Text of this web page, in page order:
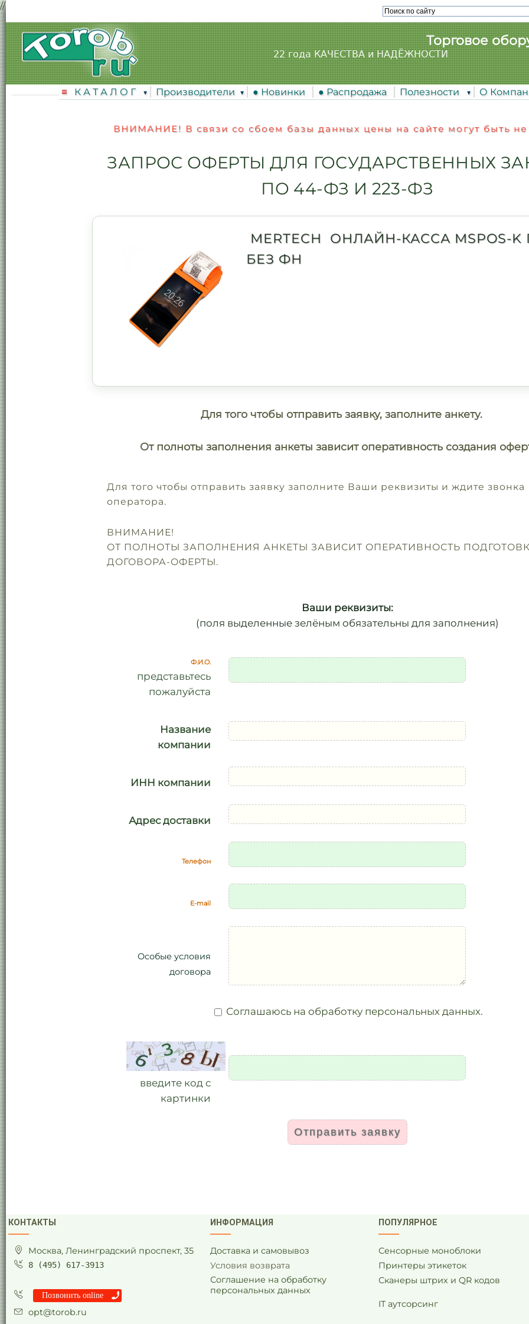
// ...existing code...
Торговое
22 года КАЧЕСТВА и НАДЁЖНОСТИ
К А Т А Л О Г Производители ● Новинки ● Распродажа Полезности О
ВНИМАНИЕ! В связи со сбоем базы данных цены на сайте могут быть не
ЗАПРОС ОФЕРТЫ ДЛЯ ГОСУДАРСТВЕННЫХ
ПО 44-ФЗ И 223-ФЗ
MERTECH ОНЛАЙН-КАССА MSPOS-K
БЕЗ ФН
Для того чтобы отправить заявку, заполните анкету.
От полноты заполнения анкеты зависит оперативность создания
Для того чтобы отправить заявку заполните Ваши реквизиты и ждите звонка
оператора.
ВНИМАНИЕ!
ОТ ПОЛНОТЫ ЗАПОЛНЕНИЯ АНКЕТЫ ЗАВИСИТ ОПЕРАТИВНОСТЬ
ДОГОВОРА-ОФЕРТЫ.
Ваши реквизиты:
(поля выделенные зелёным обязательны для заполнения)
Ф.И.О.
представьтесь
пожалуйста
Название
компании
ИНН компании
Адрес доставки
Телефон
E-mail
Особые условия
договора
Соглашаюсь на обработку персональных данных.
введите код с
картинки
Отправить заявку
КОНТАКТЫ ИНФОРМАЦИЯ ПОПУЛЯРНОЕ
Москва, Ленинградский проспект, 35 Доставка и самовывоз Сенсорные моноблоки
8 (495) 617-3913 Условия возврата
Принтеры этикеток
Соглашение на обработку
персональных данных
Сканеры штрих и QR кодов
Позвонить online
IT аутсорсинг
opt@torob.ru